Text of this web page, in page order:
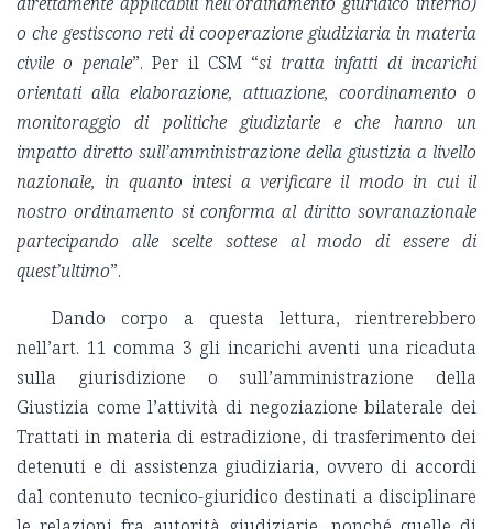
o che gestiscono reti di cooperazione giudiziaria in materia
civile o penale”. Per il CSM “si tratta infatti di incarichi
orientati alla elaborazione, attuazione, coordinamento o
monitoraggio di politiche giudiziarie e che hanno un
impatto diretto sull’amministrazione della giustizia a livello
nazionale, in quanto intesi a verificare il modo in cui il
nostro ordinamento si conforma al diritto sovranazionale
partecipando alle scelte sottese al modo di essere di
quest’ultimo”.
Dando corpo a questa lettura, rientrerebbero
nell’art. 11 comma 3 gli incarichi aventi una ricaduta
sulla giurisdizione o sull’amministrazione della
Giustizia come l’attività di negoziazione bilaterale dei
Trattati in materia di estradizione, di trasferimento dei
detenuti e di assistenza giudiziaria, ovvero di accordi
dal contenuto tecnico-giuridico destinati a disciplinare